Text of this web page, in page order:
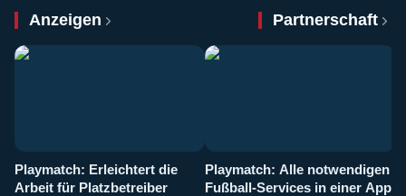
Anzeigen Partnerschaft
Playmatch: Erleichtert die
Arbeit für Platzbetreiber
Playmatch: Alle notwendigen
Fußball-Services in einer App